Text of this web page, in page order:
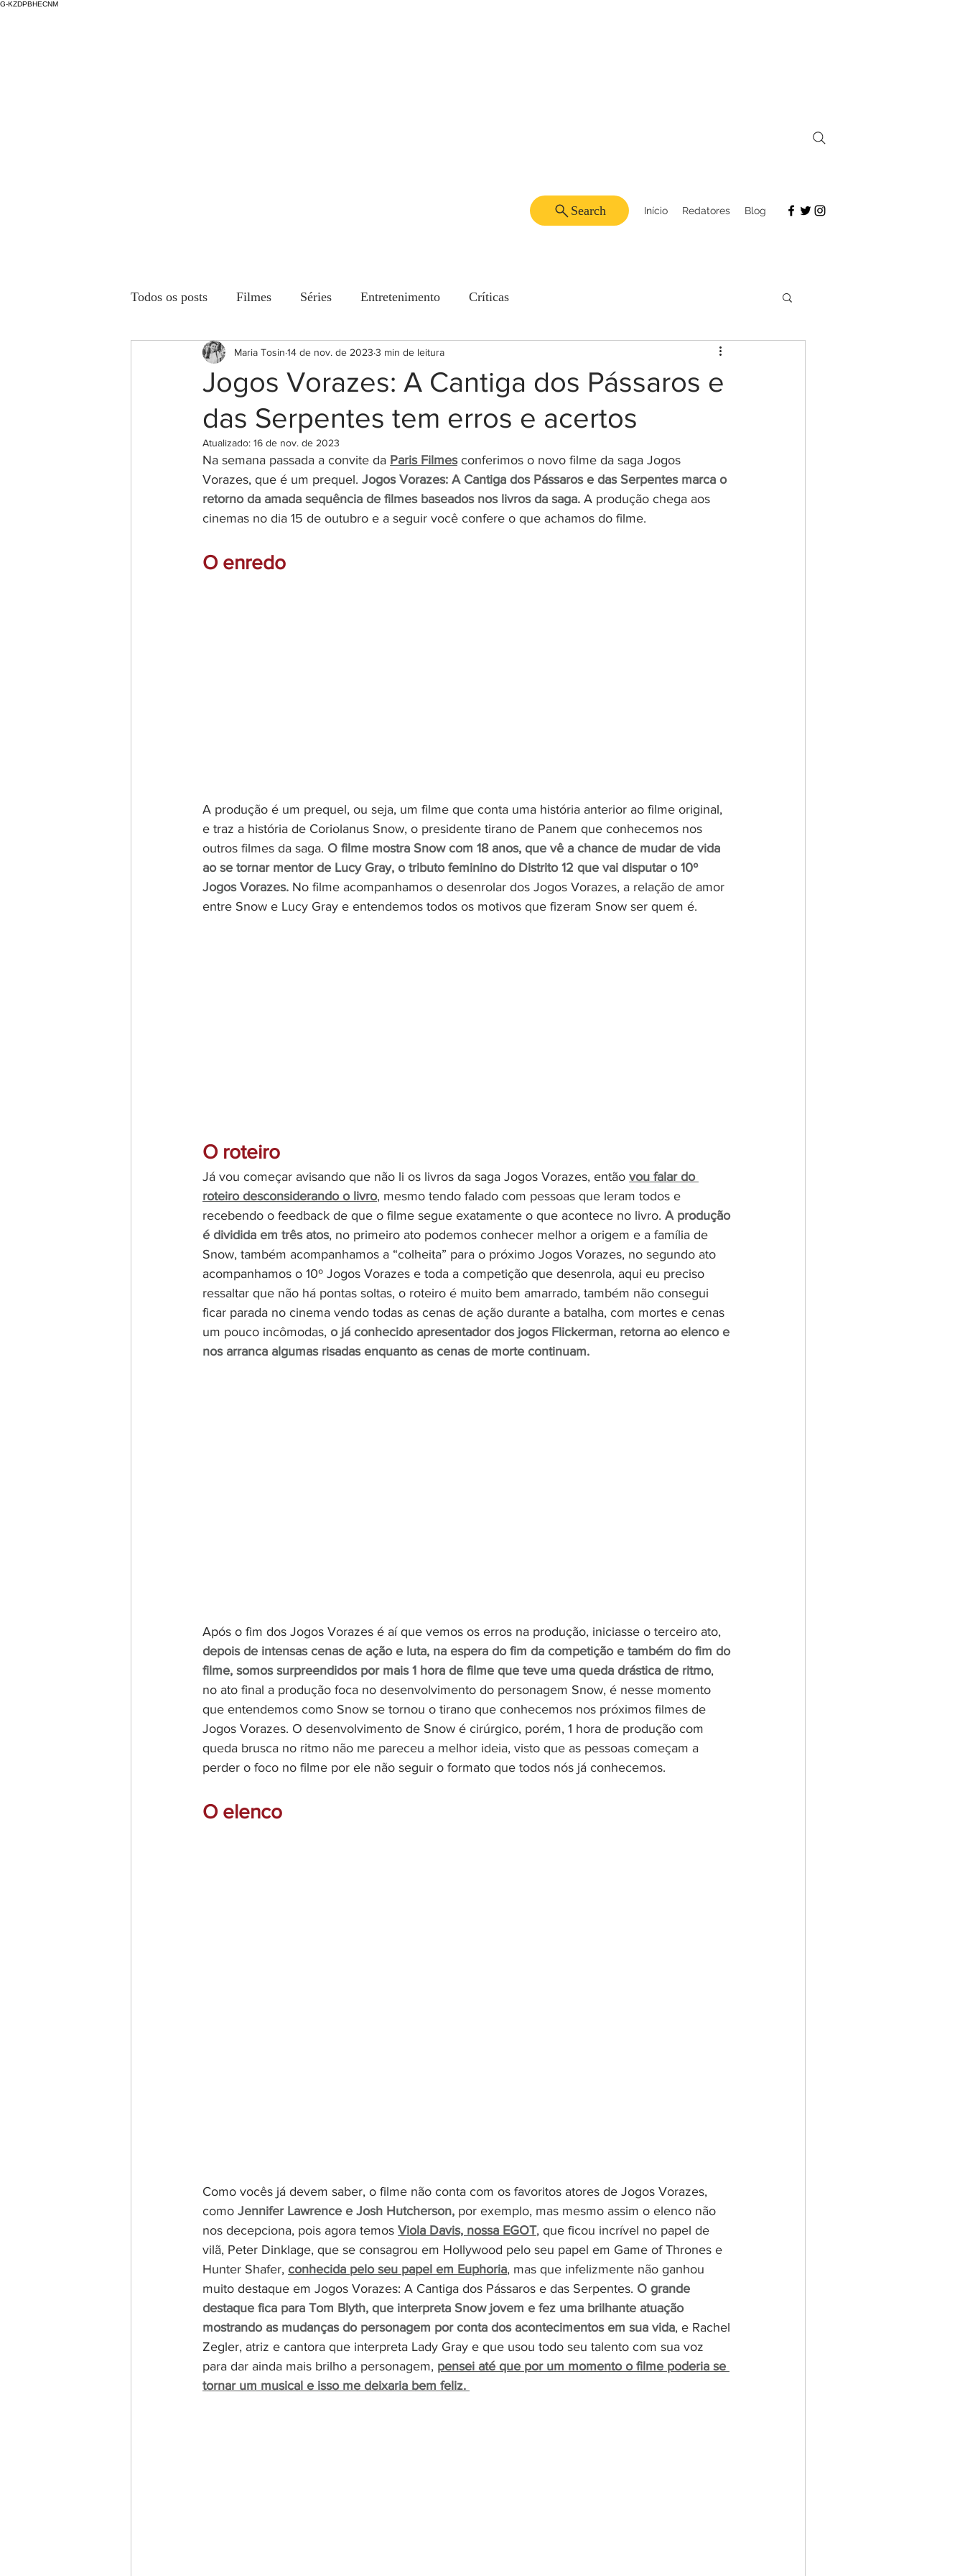
G-KZDPBHECNM
Início Redatores Blog
Search
Todos os posts Filmes Séries Entretenimento Críticas
Jogos Vorazes: A Cantiga dos Pássaros e
das Serpentes tem erros e acertos
Maria Tosin 14 de nov. de 2023 3 min de leitura
Atualizado: 16 de nov. de 2023
Na semana passada a convite da Paris Filmes conferimos o novo filme da saga Jogos
Vorazes, que é um prequel. Jogos Vorazes: A Cantiga dos Pássaros e das Serpentes marca o
retorno da amada sequência de filmes baseados nos livros da saga. A produção chega aos
cinemas no dia 15 de outubro e a seguir você confere o que achamos do filme.
O enredo
A produção é um prequel, ou seja, um filme que conta uma história anterior ao filme original,
e traz a história de Coriolanus Snow, o presidente tirano de Panem que conhecemos nos
outros filmes da saga. O filme mostra Snow com 18 anos, que vê a chance de mudar de vida
ao se tornar mentor de Lucy Gray, o tributo feminino do Distrito 12 que vai disputar o 10º
Jogos Vorazes. No filme acompanhamos o desenrolar dos Jogos Vorazes, a relação de amor
entre Snow e Lucy Gray e entendemos todos os motivos que fizeram Snow ser quem é.
O roteiro
Já vou começar avisando que não li os livros da saga Jogos Vorazes, então vou falar do
roteiro desconsiderando o livro, mesmo tendo falado com pessoas que leram todos e
recebendo o feedback de que o filme segue exatamente o que acontece no livro. A produção
é dividida em três atos, no primeiro ato podemos conhecer melhor a origem e a família de
Snow, também acompanhamos a “colheita” para o próximo Jogos Vorazes, no segundo ato
acompanhamos o 10º Jogos Vorazes e toda a competição que desenrola, aqui eu preciso
ressaltar que não há pontas soltas, o roteiro é muito bem amarrado, também não consegui
ficar parada no cinema vendo todas as cenas de ação durante a batalha, com mortes e cenas
um pouco incômodas, o já conhecido apresentador dos jogos Flickerman, retorna ao elenco e
nos arranca algumas risadas enquanto as cenas de morte continuam.
Após o fim dos Jogos Vorazes é aí que vemos os erros na produção, iniciasse o terceiro ato,
depois de intensas cenas de ação e luta, na espera do fim da competição e também do fim do
filme, somos surpreendidos por mais 1 hora de filme que teve uma queda drástica de ritmo,
no ato final a produção foca no desenvolvimento do personagem Snow, é nesse momento
que entendemos como Snow se tornou o tirano que conhecemos nos próximos filmes de
Jogos Vorazes. O desenvolvimento de Snow é cirúrgico, porém, 1 hora de produção com
queda brusca no ritmo não me pareceu a melhor ideia, visto que as pessoas começam a
perder o foco no filme por ele não seguir o formato que todos nós já conhecemos.
O elenco
Como vocês já devem saber, o filme não conta com os favoritos atores de Jogos Vorazes,
como Jennifer Lawrence e Josh Hutcherson, por exemplo, mas mesmo assim o elenco não
nos decepciona, pois agora temos Viola Davis, nossa EGOT, que ficou incrível no papel de
vilã, Peter Dinklage, que se consagrou em Hollywood pelo seu papel em Game of Thrones e
Hunter Shafer, conhecida pelo seu papel em Euphoria, mas que infelizmente não ganhou
muito destaque em Jogos Vorazes: A Cantiga dos Pássaros e das Serpentes. O grande
destaque fica para Tom Blyth, que interpreta Snow jovem e fez uma brilhante atuação
mostrando as mudanças do personagem por conta dos acontecimentos em sua vida, e Rachel
Zegler, atriz e cantora que interpreta Lady Gray e que usou todo seu talento com sua voz
para dar ainda mais brilho a personagem, pensei até que por um momento o filme poderia se
tornar um musical e isso me deixaria bem feliz.